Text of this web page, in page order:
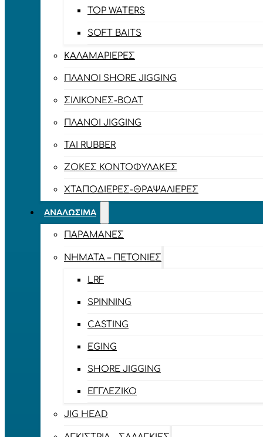
TOP WATERS
SOFT BAITS
ΚΑΛΑΜΑΡΙΈΡΕΣ
ΠΛΆΝΟΙ SHORE JIGGING
ΣΙΛΙΚΌΝΕΣ-BOAT
ΠΛΆΝΟΙ JIGGING
TAI RUBBER
ΖΌΚΕΣ ΚΟΝΤΟΦΎΛΑΚΕΣ
ΧΤΑΠΟΔΙΈΡΕΣ-ΘΡΑΨΑΛΙΈΡΕΣ
ΑΝΑΛΏΣΙΜΑ
ΠΑΡΑΜΆΝΕΣ
ΝΉΜΑΤΑ – ΠΕΤΟΝΙΈΣ
LRF
SPINNING
CASTING
EGING
SHORE JIGGING
ΕΓΓΛΈΖΙΚΟ
JIG HEAD